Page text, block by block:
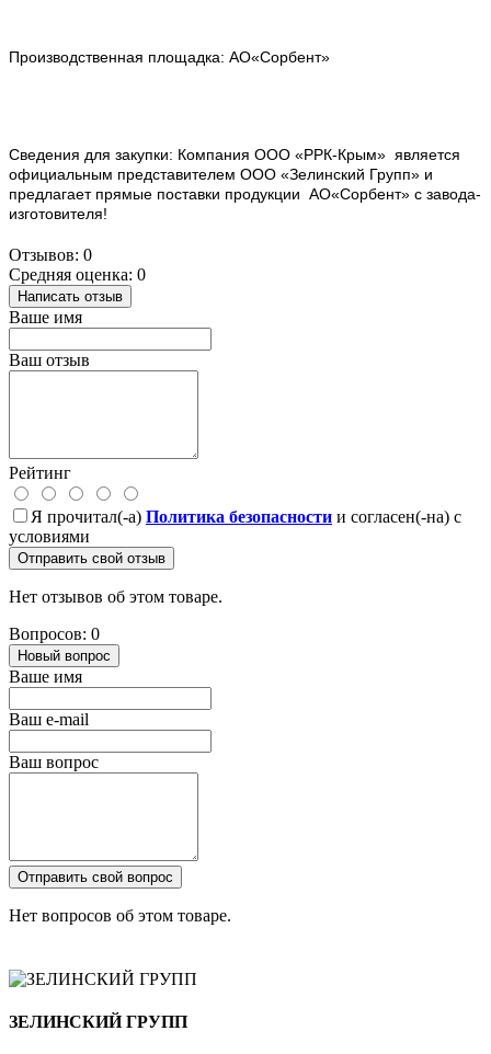
Производственная площадка: АО«Сорбент»
Сведения для закупки: Компания ООО «РРК-Крым» является
официальным представителем ООО «Зелинский Групп» и
предлагает прямые поставки продукции АО«Сорбент» с завода-
изготовителя!
Отзывов: 0
Средняя оценка: 0
Написать отзыв
Ваше имя
Ваш отзыв
Рейтинг
Я прочитал(-а) Политика безопасности и согласен(-на) с
условиями
Отправить свой отзыв
Нет отзывов об этом товаре.
Вопросов: 0
Новый вопрос
Ваше имя
Ваш e-mail
Ваш вопрос
Отправить свой вопрос
Нет вопросов об этом товаре.
ЗЕЛИНСКИЙ ГРУПП